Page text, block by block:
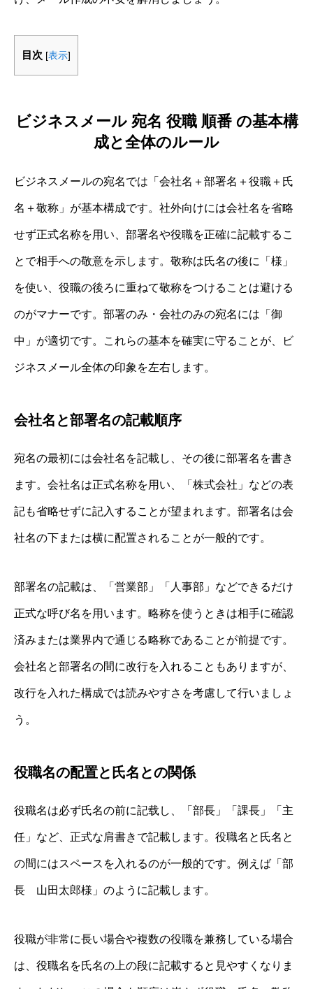
目次 [表示]
ビジネスメール 宛名 役職 順番 の基本構
成と全体のルール
ビジネスメールの宛名では「会社名＋部署名＋役職＋氏
名＋敬称」が基本構成です。社外向けには会社名を省略
せず正式名称を用い、部署名や役職を正確に記載するこ
とで相手への敬意を示します。敬称は氏名の後に「様」
を使い、役職の後ろに重ねて敬称をつけることは避ける
のがマナーです。部署のみ・会社のみの宛名には「御
中」が適切です。これらの基本を確実に守ることが、ビ
ジネスメール全体の印象を左右します。
会社名と部署名の記載順序
宛名の最初には会社名を記載し、その後に部署名を書き
ます。会社名は正式名称を用い、「株式会社」などの表
記も省略せずに記入することが望まれます。部署名は会
社名の下または横に配置されることが一般的です。
部署名の記載は、「営業部」「人事部」などできるだけ
正式な呼び名を用います。略称を使うときは相手に確認
済みまたは業界内で通じる略称であることが前提です。
会社名と部署名の間に改行を入れることもありますが、
改行を入れた構成では読みやすさを考慮して行いましょ
う。
役職名の配置と氏名との関係
役職名は必ず氏名の前に記载し、「部長」「課長」「主
任」など、正式な肩書きで記載します。役職名と氏名と
の間にはスペースを入れるのが一般的です。例えば「部
長 山田太郎様」のように記載します。
役職が非常に長い場合や複数の役職を兼務している場合
は、役職名を氏名の上の段に記載すると見やすくなりま